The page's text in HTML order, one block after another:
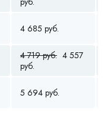
4 685 руб.
4 719 руб. 4 557
руб.
5 694 руб.